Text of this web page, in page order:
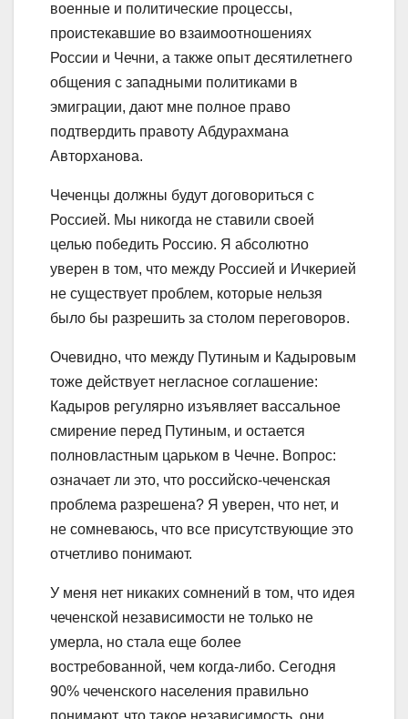
военные и политические процессы,
проистекавшие во взаимоотношениях
России и Чечни, а также опыт десятилетнего
общения с западными политиками в
эмиграции, дают мне полное право
подтвердить правоту Абдурахмана
Авторханова.
Чеченцы должны будут договориться с
Россией. Мы никогда не ставили своей
целью победить Россию. Я абсолютно
уверен в том, что между Россией и Ичкерией
не существует проблем, которые нельзя
было бы разрешить за столом переговоров.
Очевидно, что между Путиным и Кадыровым
тоже действyeт негласное соглашение:
Кадыров регулярно изъявляет вассальное
смирение перед Путиным, и остается
полновластным царьком в Чечне. Вопрос:
означает ли это, что российско-чеченская
проблема разрешена? Я уверен, что нет, и
не сомневаюсь, что все присутствующие это
отчетливо понимают.
У меня нет никаких сомнений в том, что идея
чеченской независимости не только не
умерла, но стала еще более
востребованной, чем когда-либо. Сегодня
90% чеченского населения правильно